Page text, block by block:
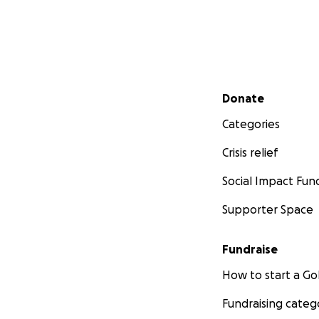
Secondary menu
Donate
Categories
Crisis relief
Social Impact
Supporter Space
Fundraise
How to start a
Fundraising